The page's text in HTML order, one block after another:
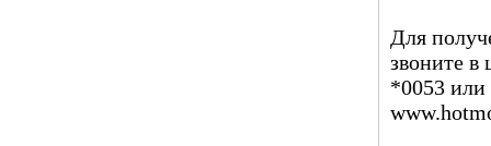
Для
звоните в
*0053 или